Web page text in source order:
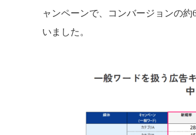
ャンペーンで、コンバージョンの
いました。